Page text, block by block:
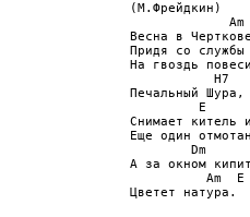
(М.Фрейдкин)
             Am
Весна в
Придя со
На гвоздь
           H7
Печальный Шура,
         E
Снимает китель
Еще один
Dm
А за окном
          Am  E
Цветет натура.